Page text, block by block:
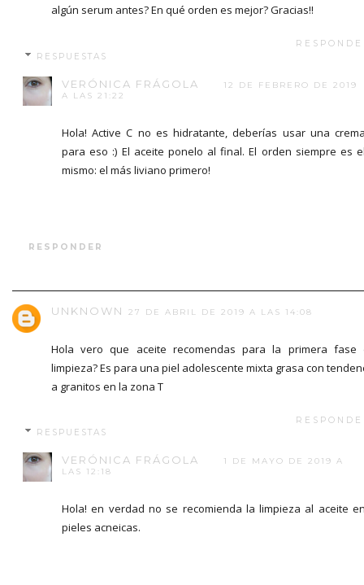
algún serum antes? En qué orden es mejor? Gracias!!
RESPUESTAS
VERÓNICA FRÁGOLA
12 DE FEBRERO DE 2019
A LAS 21:22
Hola! Active C no es hidratante, deberías usar una
para eso :) El aceite ponelo al final. El orden siempre es
mismo: el más liviano primero!
RESPONDER
UNKNOWN 27 DE ABRIL DE 2019 A LAS 14:08
Hola vero que aceite recomendas para la primera fase
limpieza? Es para una piel adolescente mixta grasa con
a granitos en la zona T
RESPUESTAS
VERÓNICA FRÁGOLA
1 DE MAYO DE 2019 A
LAS 12:18
Hola! en verdad no se recomienda la limpieza al aceite
pieles acneicas.